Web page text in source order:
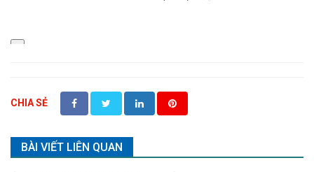
CHIA SẺ
BÀI VIẾT LIÊN QUAN